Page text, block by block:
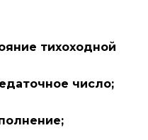
тихоходной
число;